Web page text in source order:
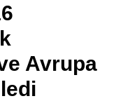
Avrupa